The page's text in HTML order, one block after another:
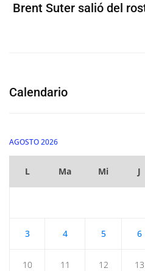
Brent Suter salió del
Calendario
AGOSTO 2026
L Ma Mi J
3 4 5 6
10 11 12 13